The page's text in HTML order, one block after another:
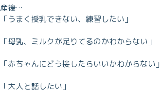
産後…
「うまく授乳できない、練習したい」
「母乳、ミルクが足りてるのかわからない」
「赤ちゃんにどう接したらいいかわからない」
「大人と話したい」